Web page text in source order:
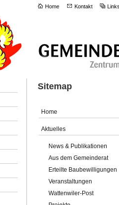
Home Kontakt Links
Sitemap
Home
Aktuelles
News & Publikationen
Aus dem Gemeinderat
Erteilte Baubewilligungen
Veranstaltungen
Wattenwiler-Post